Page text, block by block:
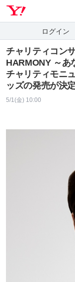
ログイン
チャリティコン
HARMONY ～あ
チャリティモニ
ッズの発売が決定
5/1(金) 10:00